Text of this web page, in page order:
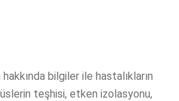
bilgiler ile hastalıkların
teşhisi, etken izolasyonu,